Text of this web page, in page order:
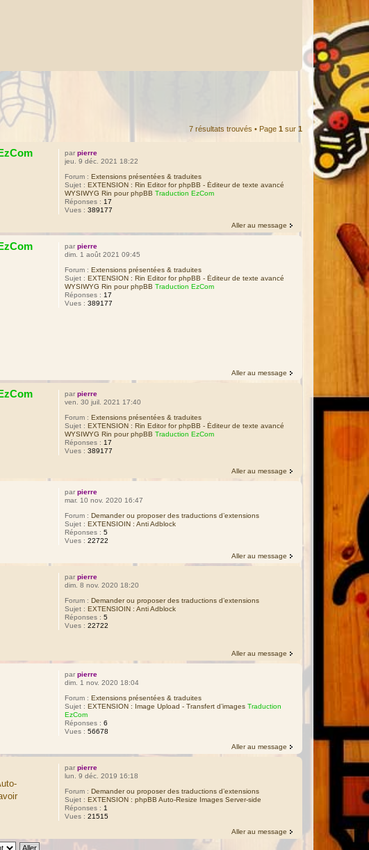
7 résultats trouvés • Page 1 sur 1
parpierre
jeu. 9 déc. 2021 18:22
Forum :Extensions présentées & traduites
Sujet :EXTENSION : Rin Editor for phpBB - Éditeur de texte avancé
WYSIWYG Rin pour phpBB Traduction EzCom
Réponses : 17
Vues :389177
Aller au message
parpierre
dim. 1 août 2021 09:45
Forum :Extensions présentées & traduites
Sujet :EXTENSION : Rin Editor for phpBB - Éditeur de texte avancé
WYSIWYG Rin pour phpBB Traduction EzCom
Réponses : 17
Vues :389177
Aller au message
parpierre
ven. 30 juil. 2021 17:40
Forum :Extensions présentées & traduites
Sujet :EXTENSION : Rin Editor for phpBB - Éditeur de texte avancé
WYSIWYG Rin pour phpBB Traduction EzCom
Réponses : 17
Vues :389177
Aller au message
parpierre
mar. 10 nov. 2020 16:47
Forum :Demander ou proposer des traductions d’extensions
Sujet :EXTENSIOIN : Anti Adblock
Réponses :5
Vues :22722
Aller au message
parpierre
dim. 8 nov. 2020 18:20
Forum :Demander ou proposer des traductions d’extensions
Sujet :EXTENSIOIN : Anti Adblock
Réponses :5
Vues :22722
Aller au message
parpierre
dim. 1 nov. 2020 18:04
Forum :Extensions présentées & traduites
Sujet :EXTENSION : Image Upload - Transfert d’images Traduction
EzCom
Réponses :6
Vues :56678
Aller au message
parpierre
lun. 9 déc. 2019 16:18
Forum :Demander ou proposer des traductions d’extensions
Sujet :EXTENSION : phpBB Auto-Resize Images Server-side
Réponses : 1
Vues :21515
Aller au message